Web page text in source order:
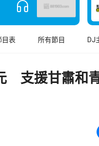
目表 所有節目 DJ
支援甘肅和